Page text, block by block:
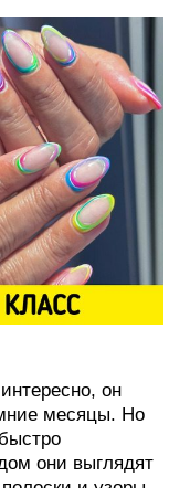
он
месяцы. Но
они выглядят